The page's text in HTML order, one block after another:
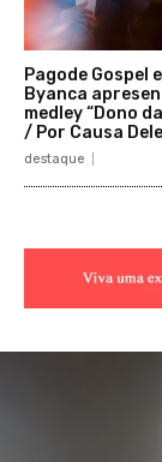
Pagode Gospel
Byanca
medley “Dono
/ Por Causa
destaque